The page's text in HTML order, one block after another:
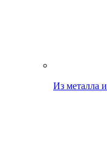
Из металла